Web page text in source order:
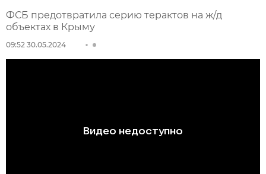
ФСБ предотвратила серию терактов на ж/д
объектах в Крыму
09:52 30.05.2024